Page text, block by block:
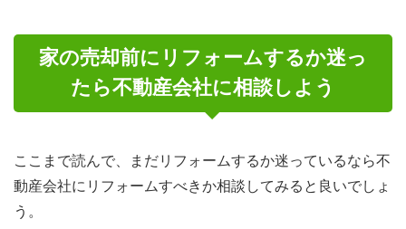
家の売却前にリフォームするか迷っ
たら不動産会社に相談しよう
ここまで読んで、まだリフォームするか迷っているなら不
動産会社にリフォームすべきか相談してみると良いでしょ
う。